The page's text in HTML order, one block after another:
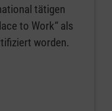
tätigen
to Work“ als
worden.